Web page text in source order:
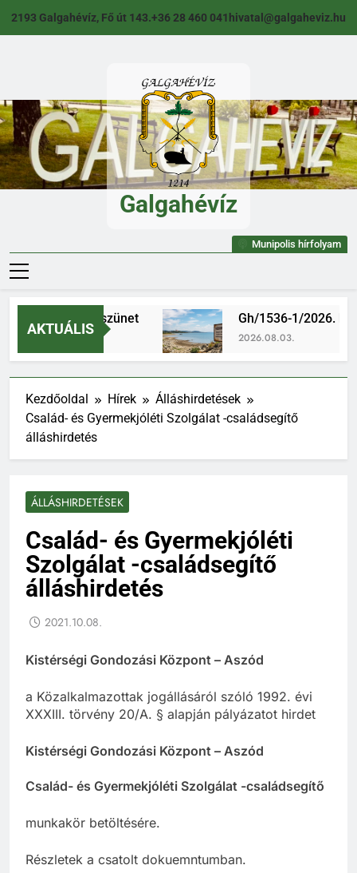
2193 Galgahévíz, Fő út 143.+36 28 460 041 hivatal@galgaheviz.hu
Galgahévíz
Munipolis hírfolyam
AKTUÁLIS
Igazgatási szünet
2026.08.05.
Gh/1536-1/2026.
2026.08.03.
Kezdőoldal Hírek
Álláshirdetések
Család- és Gyermekjóléti Szolgálat -családsegítő
álláshirdetés
ÁLLÁSHIRDETÉSEK
Család- és Gyermekjóléti
Szolgálat -családsegítő
álláshirdetés
2021.10.08.
Kistérségi Gondozási Központ – Aszód
a Közalkalmazottak jogállásáról szóló 1992. évi
XXXIII. törvény 20/A. § alapján pályázatot hirdet
Kistérségi Gondozási Központ – Aszód
Család- és Gyermekjóléti Szolgálat -családsegítő
munkakör betöltésére.
Részletek a csatolt dokuemntumban.